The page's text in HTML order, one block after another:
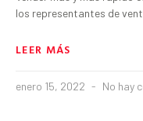
los representantes de
LEER MÁS
enero 15, 2022 No hay